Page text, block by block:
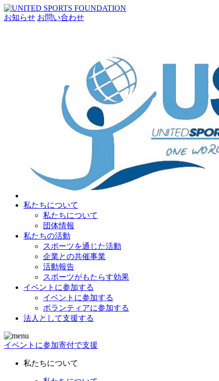
お知らせ お問い合わせ
私たちについて
私たちについて
団体情報
私たちの活動
スポーツを通じた活動
企業との共催事業
活動報告
スポーツがもたらす効果
イベントに参加する
イベントに参加する
ボランティアに参加する
法人として支援する
イベントに参加寄付で支援
私たちについて